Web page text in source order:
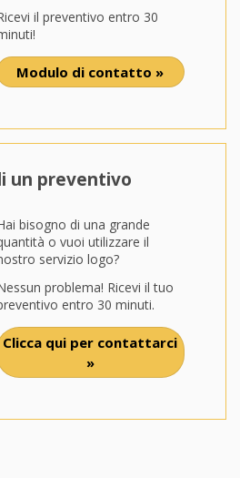
il preventivo entro 30
Modulo di contatto »
un preventivo
bisogno di una grande
o vuoi utilizzare il
servizio logo?
problema! Ricevi il tuo
entro 30 minuti.
Clicca qui per contattarci
»